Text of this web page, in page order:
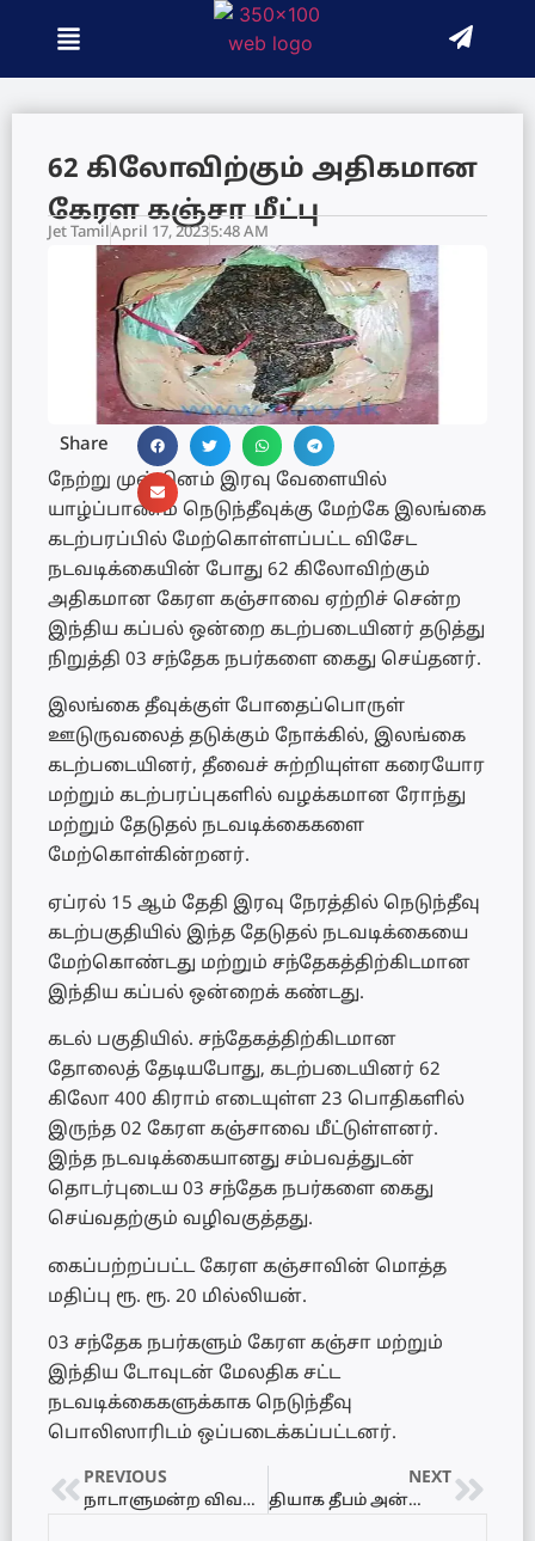
62 கிலோவிற்கும் அதிகமான
கேரள கஞ்சா மீட்பு
Jet TamilApril 17, 20235:48 AM
Share
நேற்று முன்தினம் இரவு வேளையில்
யாழ்ப்பாணம் நெடுந்தீவுக்கு மேற்கே இலங்கை
கடற்பரப்பில் மேற்கொள்ளப்பட்ட விசேட
நடவடிக்கையின் போது 62 கிலோவிற்கும்
அதிகமான கேரள கஞ்சாவை ஏற்றிச் சென்ற
இந்திய கப்பல் ஒன்றை கடற்படையினர் தடுத்து
நிறுத்தி 03 சந்தேக நபர்களை கைது செய்தனர்.
இலங்கை தீவுக்குள் போதைப்பொருள்
ஊடுருவலைத் தடுக்கும் நோக்கில், இலங்கை
கடற்படையினர், தீவைச் சுற்றியுள்ள கரையோர
மற்றும் கடற்பரப்புகளில் வழக்கமான ரோந்து
மற்றும் தேடுதல் நடவடிக்கைகளை
மேற்கொள்கின்றனர்.
ஏப்ரல் 15 ஆம் தேதி இரவு நேரத்தில் நெடுந்தீவு
கடற்பகுதியில் இந்த தேடுதல் நடவடிக்கையை
மேற்கொண்டது மற்றும் சந்தேகத்திற்கிடமான
இந்திய கப்பல் ஒன்றைக் கண்டது.
கடல் பகுதியில். சந்தேகத்திற்கிடமான
தோலைத் தேடியபோது, ​​கடற்படையினர் 62
கிலோ 400 கிராம் எடையுள்ள 23 பொதிகளில்
இருந்த 02 கேரள கஞ்சாவை மீட்டுள்ளனர்.
இந்த நடவடிக்கையானது சம்பவத்துடன்
தொடர்புடைய 03 சந்தேக நபர்களை கைது
செய்வதற்கும் வழிவகுத்தது.
கைப்பற்றப்பட்ட கேரள கஞ்சாவின் மொத்த
மதிப்பு ரூ. ரூ. 20 மில்லியன்.
03 சந்தேக நபர்களும் கேரள கஞ்சா மற்றும்
இந்திய டோவுடன் மேலதிக சட்ட
நடவடிக்கைகளுக்காக நெடுந்தீவு
பொலிஸாரிடம் ஒப்படைக்கப்பட்டனர்.
PREVIOUS
நாடாளுமன்ற விவகாரங்களுக்கான குழுவின் சிறப்புக் கூட்டத்துக்கு அழைப்பு
NEXT
தியாக தீபம் அன்னை பூபதியின் உண்ணாவிரத அறப்போராட்டத்தின் இறுதி வார 5ஆம் நாள் நினைவேந்தல்!